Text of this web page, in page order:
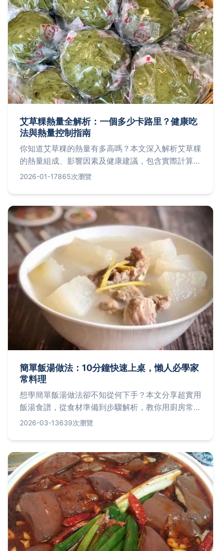
艾草粿熱量全解析：一個多少卡路里？健康吃
法與熱量控制指南
你知道艾草粿的熱量有多高嗎？本文深入解析艾草粿
的熱量組成、影響因素及健康建議，包含實際計算方
法、低熱量食譜和常見問答，幫助你享受傳統美食不
2026-01-17865次瀏覽
簡單飯湯做法：10分鐘快速上桌，懶人必學家
常料理
想學簡單飯湯做法卻不知從何下手？本文分享超實用
飯湯食譜，從食材準備到步驟解析，教你用廚房常備
品快速做出暖胃湯飯，解決忙碌生活的飲食困擾。
2026-03-13639次瀏覽